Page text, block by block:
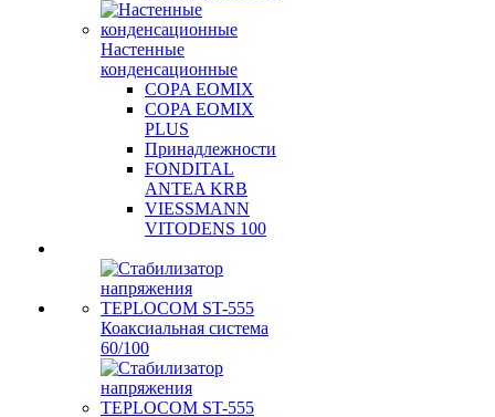
Настенные
конденсационные
COPA EOMIX
COPA EOMIX
PLUS
Принадлежности
FONDITAL
ANTEA KRB
VIESSMANN
VITODENS 100
Коаксиальная система
60/100